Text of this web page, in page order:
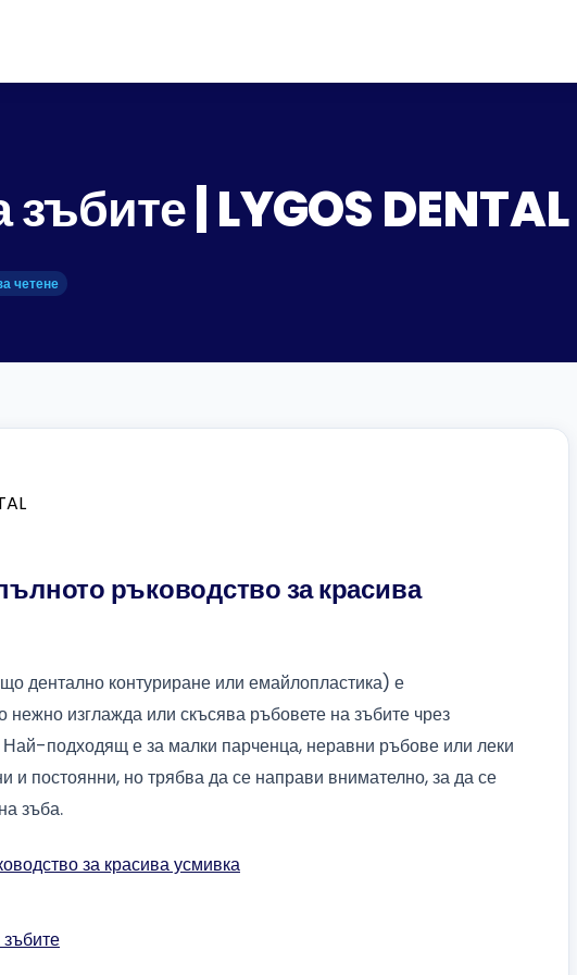
| LYGOS DENTAL
четене
ръководство за красива
дентално контуриране или емайлопластика) е
нежно изглажда или скъсява ръбовете на зъбите чрез
подходящ е за малки парченца, неравни ръбове или леки
и постоянни, но трябва да се направи внимателно, за да се
зъба.
за красива усмивка